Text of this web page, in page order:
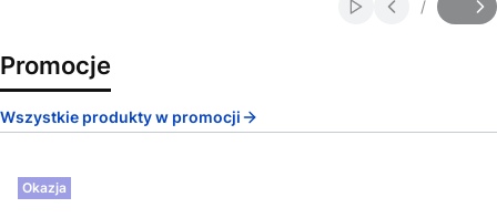
Włącz
Slajd
/
z
Promocje
Wszystkie produkty w promocji
Okazja